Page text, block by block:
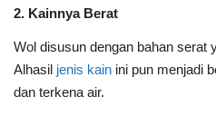
2. Kainnya Berat
Wol disusun dengan bahan serat
Alhasil jenis kain ini pun menjadi
dan terkena air.